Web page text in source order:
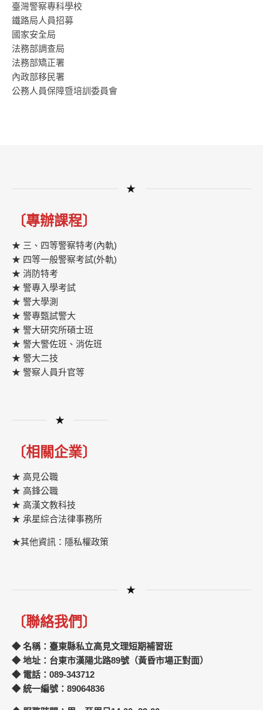
臺灣警察專科學校
鐵路局人員招募
國家安全局
法務部調查局
法務部矯正署
內政部移民署
公務人員保障暨培訓委員會
★
〔專辦課程〕
★ 三、四等警察特考(內軌)
★ 四等一般警察考試(外軌)
★ 消防特考
★ 警專入學考試
★ 警大學測
★ 警專甄試警大
★ 警大研究所碩士班
★ 警大警佐班、消佐班
★ 警大二技
★ 警察人員升官等
★
〔相關企業〕
★ 高見公職
★ 高鋒公職
★ 高漢文教科技
★ 承星綜合法律事務所
★其他資訊：隱私權政策
★
〔聯絡我們〕
◆ 名稱：臺東縣私立高見文理短期補習班
◆ 地址：台東市漢陽北路89號（黃昏市場正對面）
◆ 電話：089-343712
◆ 統一編號：89064836